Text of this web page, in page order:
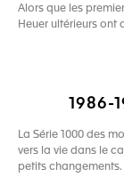
Alors que les
Heuer ultérieurs ont
1986-
La Série 1000 des
vers la vie dans le
petits changements.